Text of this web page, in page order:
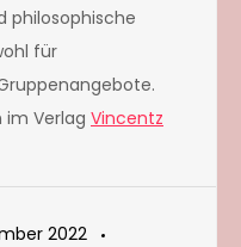
philosophische
für
im Verlag Vincentz
2022